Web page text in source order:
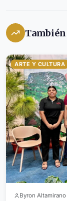
ARTE Y CULTURA
Byron Altamirano